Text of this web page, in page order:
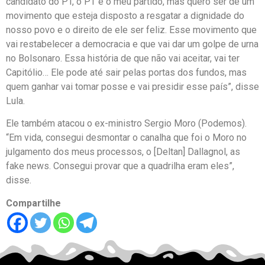
movimento que esteja disposto a resgatar a dignidade do
nosso povo e o direito de ele ser feliz. Esse movimento que
vai restabelecer a democracia e que vai dar um golpe de urna
no Bolsonaro. Essa história de que não vai aceitar, vai ter
Capitólio… Ele pode até sair pelas portas dos fundos, mas
quem ganhar vai tomar posse e vai presidir esse país”, disse
Lula.
Ele também atacou o ex-ministro Sergio Moro (Podemos).
“Em vida, consegui desmontar o canalha que foi o Moro no
julgamento dos meus processos, o [Deltan] Dallagnol, as
fake news. Consegui provar que a quadrilha eram eles”,
disse.
Compartilhe